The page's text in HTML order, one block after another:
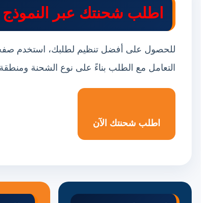
اطلب شحنتك عبر النموذج
للحصول على أفضل تنظيم لطلبك، استخدم
التعامل مع الطلب بناءً على نوع الشحنة
اطلب شحنتك الآن